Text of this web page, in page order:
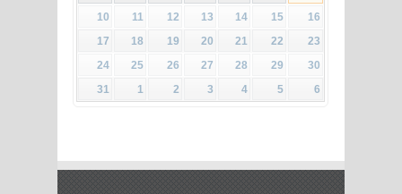
10
11 12 13 14 15
16
17
18 19 20 21 22
23
24
25 26 27 28 29
30
31
1 2 3 4 5 6